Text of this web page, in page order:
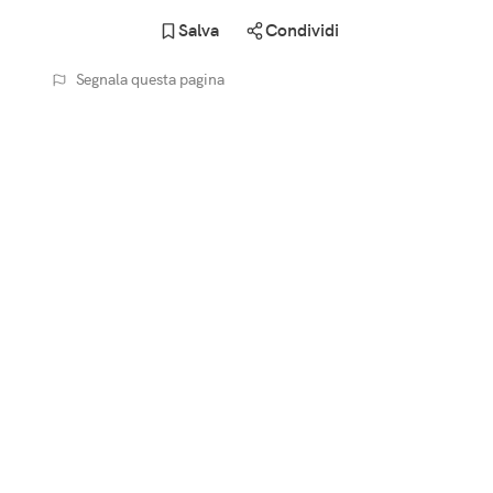
Salva Condividi
Segnala questa pagina